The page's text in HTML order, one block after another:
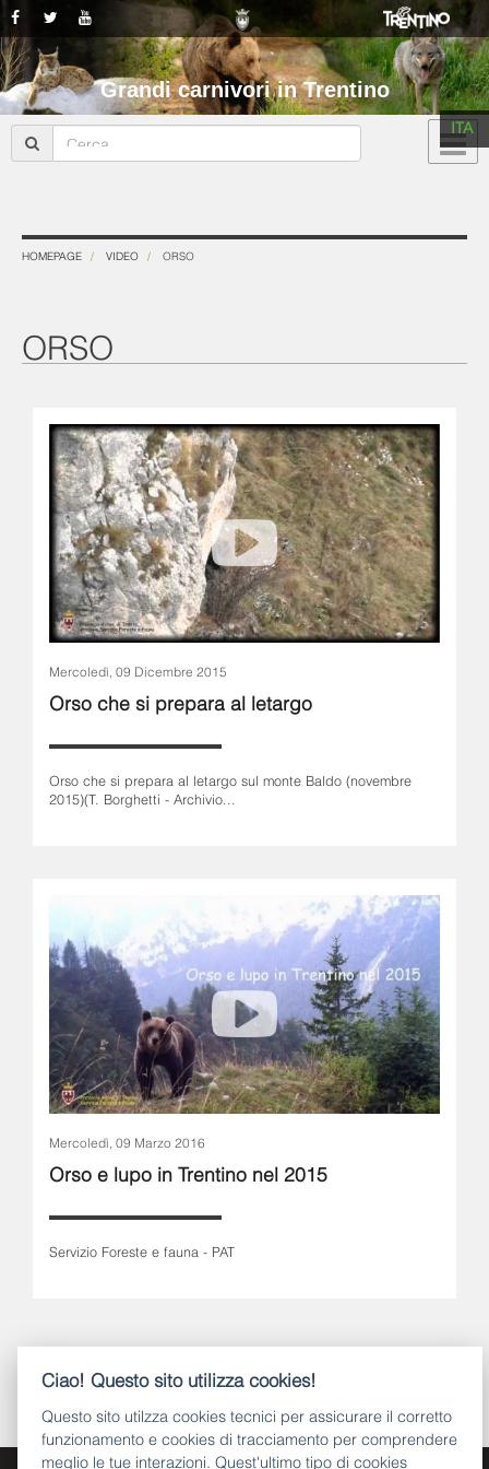
ITA
Grandi carnivori in Trentino
HOMEPAGE VIDEO ORSO
ORSO
Mercoledì, 09 Dicembre 2015
Orso che si prepara al letargo
Orso che si prepara al letargo sul monte Baldo (novembre
2015)(T. Borghetti - Archivio...
Mercoledì, 09 Marzo 2016
Orso e lupo in Trentino nel 2015
Servizio Foreste e fauna - PAT
Ciao! Questo sito utilizza cookies!
Questo sito utilzza cookies tecnici per assicurare il corretto
funzionamento e cookies di tracciamento per comprendere
meglio le tue interazioni. Quest'ultimo tipo di cookies